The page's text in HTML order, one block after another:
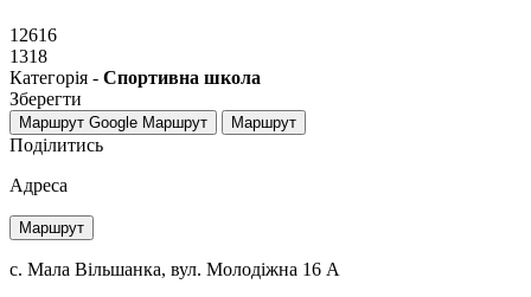
12616
1318
Категорія - Спортивна школа
Зберегти
Маршрут Google Маршрут Маршрут
Поділитись
Адреса
Маршрут
с. Мала Вільшанка, вул. Молодіжна 16 А